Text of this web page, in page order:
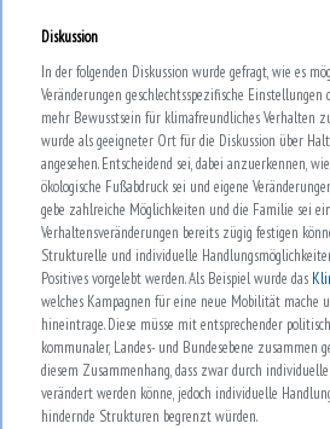
Diskussion
In der folgenden Diskussion wurde gefragt, wie es
Veränderungen geschlechtsspezifische
mehr Bewusstsein für klimafreundliches Verhalten
wurde als geeigneter Ort für die Diskussion über
angesehen. Entscheidend sei, dabei anzuerkennen,
ökologische Fußabdruck sei und eigene
gebe zahlreiche Möglichkeiten und die Familie sei
Verhaltensveränderungen bereits zügig festigen
Strukturelle und individuelle
Positives vorgelebt werden. Als Beispiel wurde das
welches Kampagnen für eine neue Mobilität mache
hineintrage. Diese müsse mit entsprechender
kommunaler, Landes- und Bundesebene zusammen
diesem Zusammenhang, dass zwar durch
verändert werden könne, jedoch individuelle
hindernde Strukturen begrenzt würden.